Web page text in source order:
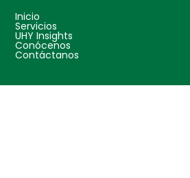
Inicio
Servicios
UHY Insights
Conócenos
Contáctanos